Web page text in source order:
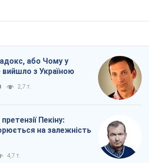
або Чому у
вийшло з Україною
2,7 т.
Пекіну:
на залежність
4,7 т.